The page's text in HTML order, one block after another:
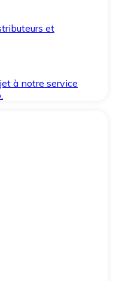
et
à notre service